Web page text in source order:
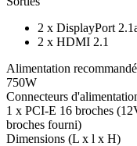
2 x DisplayPort
2 x HDMI 2.1
Alimentation
750W
Connecteurs
1 x PCI-E 16 broches
broches fourni)
Dimensions (L x l x H)